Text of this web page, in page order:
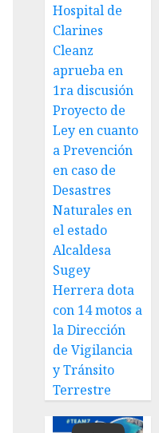
Hospital de
Clarines
Cleanz
aprueba en
1ra discusión
Proyecto de
Ley en cuanto
a Prevención
en caso de
Desastres
Naturales en
el estado
Alcaldesa
Sugey
Herrera dota
con 14 motos a
la Dirección
de Vigilancia
y Tránsito
Terrestre